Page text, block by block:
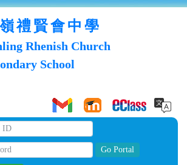
禮賢會中學
Rhenish Church
School